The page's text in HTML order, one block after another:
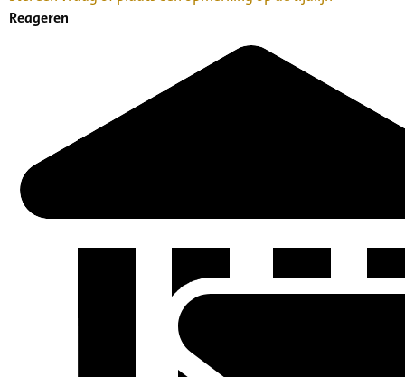
Reageren